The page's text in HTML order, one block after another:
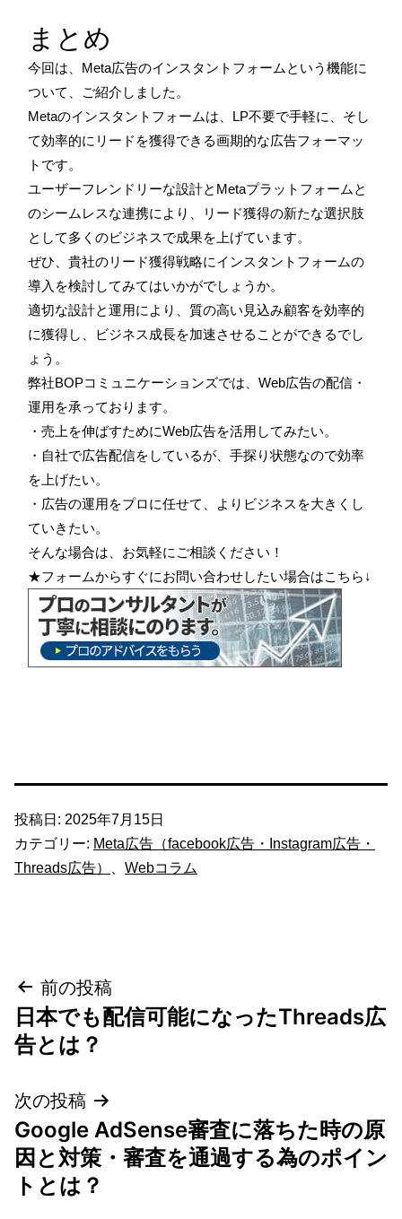
まとめ
今回は、Meta広告のインスタントフォームという機能に
ついて、ご紹介しました。
Metaのインスタントフォームは、LP不要で手軽に、そし
て効率的にリードを獲得できる画期的な広告フォーマッ
トです。
ユーザーフレンドリーな設計とMetaプラットフォームと
のシームレスな連携により、リード獲得の新たな選択肢
として多くのビジネスで成果を上げています。
ぜひ、貴社のリード獲得戦略にインスタントフォームの
導入を検討してみてはいかがでしょうか。
適切な設計と運用により、質の高い見込み顧客を効率的
に獲得し、ビジネス成長を加速させることができるでし
ょう。
弊社BOPコミュニケーションズでは、Web広告の配信・
運用を承っております。
・売上を伸ばすためにWeb広告を活用してみたい。
・自社で広告配信をしているが、手探り状態なので効率
を上げたい。
・広告の運用をプロに任せて、よりビジネスを大きくし
ていきたい。
そんな場合は、お気軽にご相談ください！
★フォームからすぐにお問い合わせしたい場合はこちら↓
投稿日: 2025年7月15日
カテゴリー: Meta広告（facebook広告・Instagram広告・
Threads広告）
Webコラム
投
稿
ビ
ゲ
ー
前の投稿
日本でも配信可能になったThreads広
告とは？
次の投稿
Google AdSense審査に落ちた時の原
因と対策・審査を通過する為のポイン
トとは？